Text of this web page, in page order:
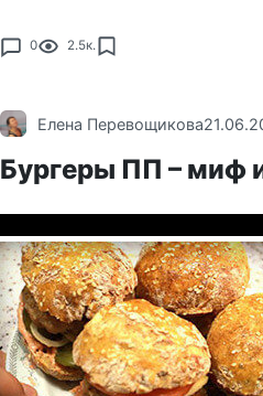
0 2.5к.
Елена Перевощикова
Бургеры ПП – миф